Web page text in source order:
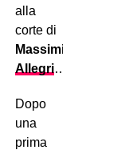
alla
corte di
Massimiliano
Allegri…
Dopo
una
prima